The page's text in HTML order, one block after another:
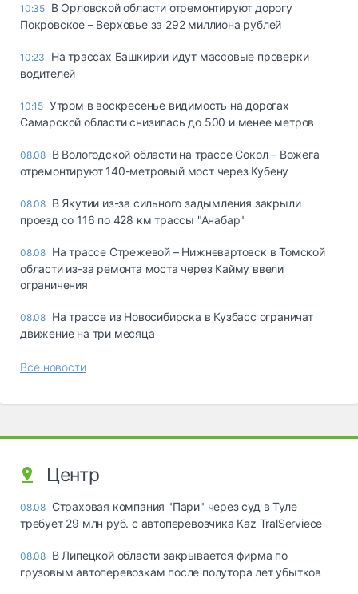
10:35 В Орловской области отремонтируют дорогу
Покровское – Верховье за 292 миллиона рублей
10:23
На трассах Башкирии идут массовые проверки
водителей
10:15 Утром в воскресенье видимость на дорогах
Самарской области снизилась до 500 и менее метров
08.08 В Вологодской области на трассе Сокол – Вожега
отремонтируют 140-метровый мост через Кубену
08.08 В Якутии из-за сильного задымления закрыли
проезд со 116 по 428 км трассы "Анабар"
08.08 На трассе Стрежевой – Нижневартовск в Томской
области из-за ремонта моста через Кайму ввели
ограничения
08.08 На трассе из Новосибирска в Кузбасс ограничат
движение на три месяца
Все новости
Центр
08.08 Страховая компания "Пари" через суд в Туле
требует 29 млн руб. с автоперевозчика Kaz TralServiece
08.08 В Липецкой области закрывается фирма по
грузовым автоперевозкам после полутора лет убытков